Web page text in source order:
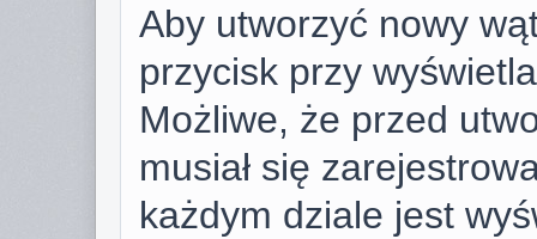
Aby utworzyć nowy
przycisk przy
Możliwe, że przed
musiał się
każdym dziale jest